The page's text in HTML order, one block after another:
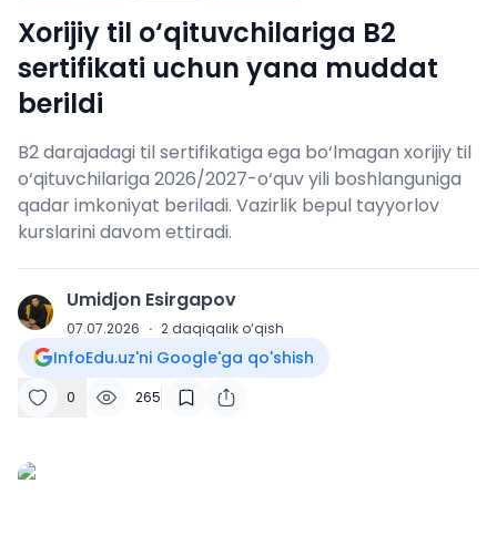
Xorijiy til o‘qituvchilariga B2
sertifikati uchun yana muddat
berildi
B2 darajadagi til sertifikatiga ega bo‘lmagan xorijiy til
o‘qituvchilariga 2026/2027-o‘quv yili boshlanguniga
qadar imkoniyat beriladi. Vazirlik bepul tayyorlov
kurslarini davom ettiradi.
U Umidjon Esirgapov
07.07.2026 · 2 daqiqalik o‘qish
InfoEdu.uz'ni Google'ga qo'shish
0 265